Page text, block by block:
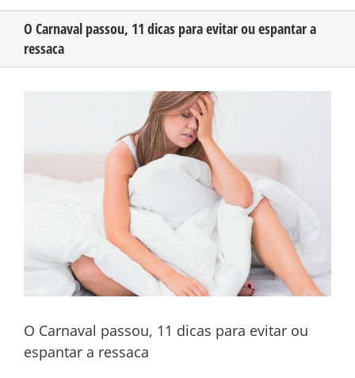
CONHEÇA O AMAZONAS
O Carnaval passou, 11 dicas para evitar ou espantar a
ressaca
O Carnaval passou, 11 dicas para evitar ou
espantar a ressaca